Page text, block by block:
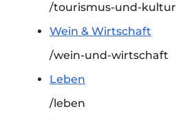
/tourismus-und-kultur
Wein & Wirtschaft
/wein-und-wirtschaft
Leben
/leben